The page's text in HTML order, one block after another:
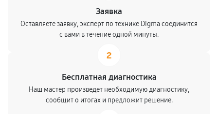
Заявка
Оставляете заявку, эксперт по технике Digma соединится
с вами в течение одной минуты.
2
Бесплатная диагностика
Наш мастер произведет необходимую диагностику,
сообщит о итогах и предложит решение.